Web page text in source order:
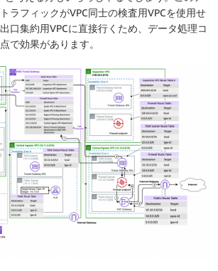
ラフィックがVPC同士の検査用VPCを使用せ
口集約用VPCに直接行くため、データ処理コ
で効果があります。